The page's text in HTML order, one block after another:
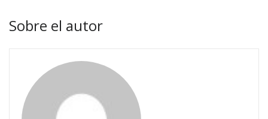
Sobre el autor